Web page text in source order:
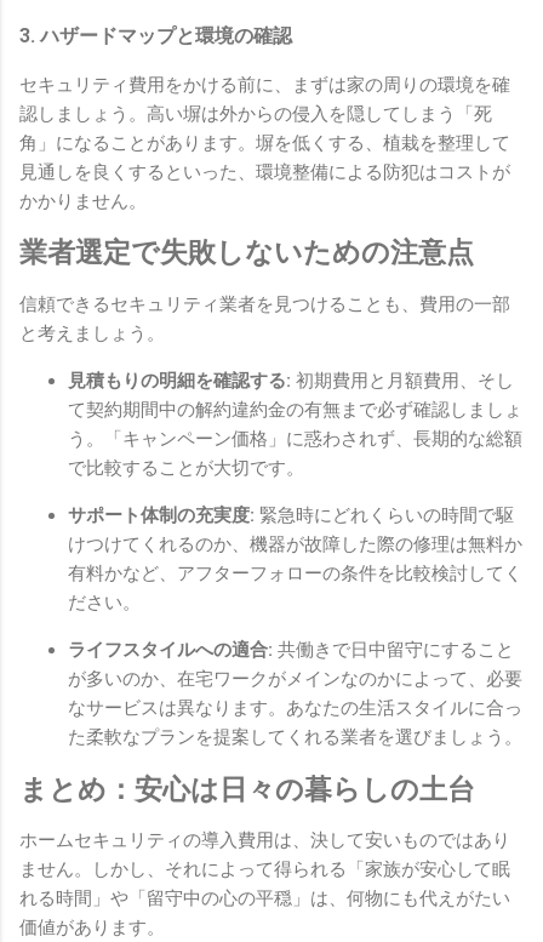
3. ハザードマップと環境の確認
セキュリティ費用をかける前に、まずは家の周りの環境を確
認しましょう。高い塀は外からの侵入を隠してしまう「死
角」になることがあります。塀を低くする、植栽を整理して
見通しを良くするといった、環境整備による防犯はコストが
かかりません。
業者選定で失敗しないための注意点
信頼できるセキュリティ業者を見つけることも、費用の一部
と考えましょう。
見積もりの明細を確認する: 初期費用と月額費用、そし
て契約期間中の解約違約金の有無まで必ず確認しましょ
う。「キャンペーン価格」に惑わされず、長期的な総額
で比較することが大切です。
サポート体制の充実度: 緊急時にどれくらいの時間で駆
けつけてくれるのか、機器が故障した際の修理は無料か
有料かなど、アフターフォローの条件を比較検討してく
ださい。
ライフスタイルへの適合: 共働きで日中留守にすること
が多いのか、在宅ワークがメインなのかによって、必要
なサービスは異なります。あなたの生活スタイルに合っ
た柔軟なプランを提案してくれる業者を選びましょう。
まとめ：安心は日々の暮らしの土台
ホームセキュリティの導入費用は、決して安いものではあり
ません。しかし、それによって得られる「家族が安心して眠
れる時間」や「留守中の心の平穏」は、何物にも代えがたい
価値があります。